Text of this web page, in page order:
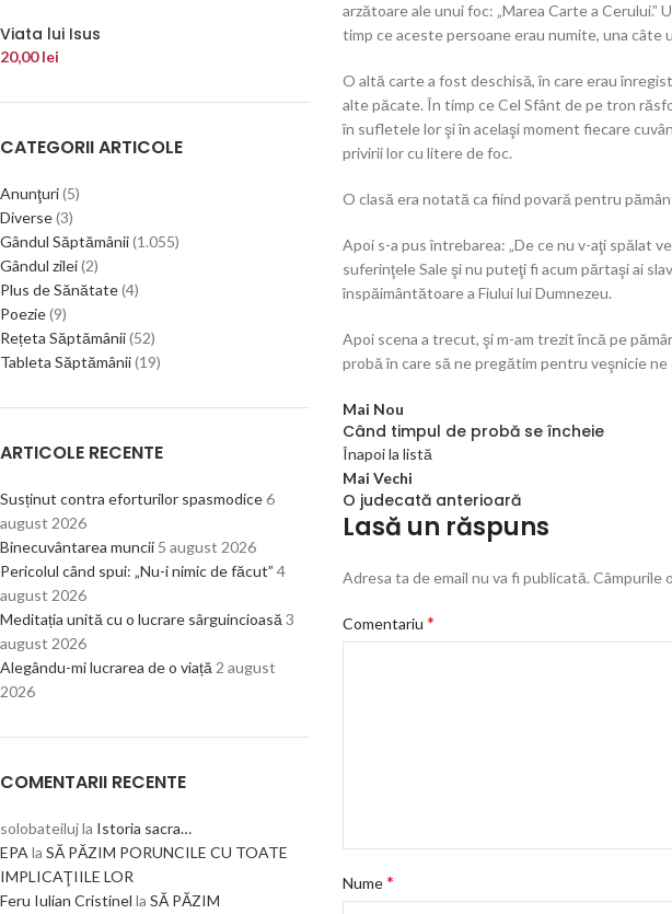
Viata lui Isus
20,00lei
CATEGORII ARTICOLE
Anunţuri(5)
Diverse(3)
Gândul Săptămânii(1.055)
Gândul zilei(2)
Plus de Sănătate(4)
Poezie(9)
Rețeta Săptămânii(52)
Tableta Săptămânii(19)
ARTICOLE RECENTE
Susținut contra eforturilor spasmodice6
august 2026
Binecuvântarea muncii 5 august 2026
Pericolul când spui: „Nu-i nimic de făcut” 4
august 2026
Meditația unită cu o lucrare sârguincioasă 3
august 2026
Alegându-mi lucrarea de o viață 2 august
2026
COMENTARII RECENTE
solobateilujla Istoria sacra…
EPA la SĂ PĂZIM PORUNCILE CU TOATE
IMPLICAŢIILE LOR
Feru Iulian Cristinel la SĂ PĂZIM
arzătoare ale unui foc: „Marea Carte a
timp ce aceste persoane erau numite, una
O altă carte a fost deschisă, în care erau
alte păcate. În timp ce Cel Sfânt de pe tron
în sufletele lor şi în acelaşi moment fiecare
privirii lor cu litere de foc.
O clasă era notată ca fiind povară pentru
Apoi s-a pus întrebarea: „De ce nu v-aţi spălat
suferinţele Sale şi nu puteţi fi acum părtaşi ai
înspăimântătoare a Fiului lui Dumnezeu.
Apoi scena a trecut, şi m-am trezit încă pe
probă în care să ne pregătim pentru veşnicie ne
Mai Nou
Când timpul de probă se încheie
Înapoi la listă
Mai Vechi
O judecată anterioară
Lasă un răspuns
Adresa ta de email nu va fi publicată.Câmpurile
Comentariu *
Nume*